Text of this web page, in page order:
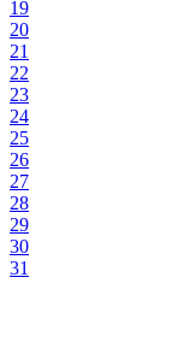
19
20
21
22
23
24
25
26
27
28
29
30
31